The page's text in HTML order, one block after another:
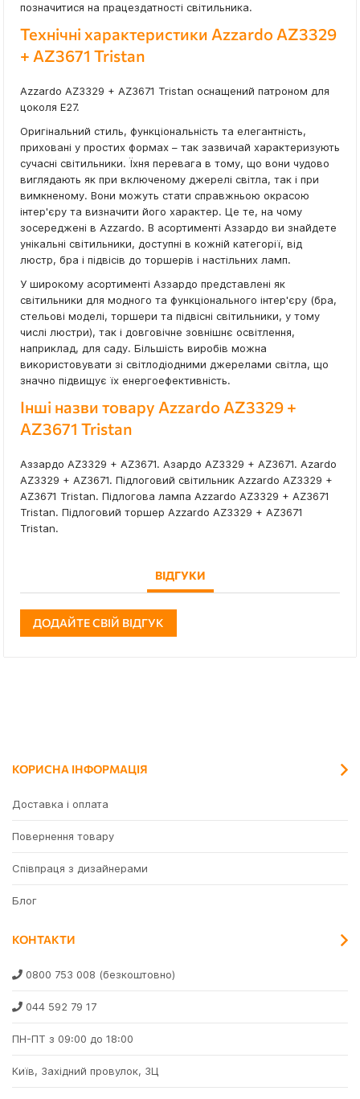
позначитися на працездатності світильника.
Технічні характеристики Azzardo AZ3329
+ AZ3671 Tristan
Azzardo AZ3329 + AZ3671 Tristan оснащений патроном для
цоколя E27.
Оригінальний стиль, функціональність та елегантність,
приховані у простих формах – так зазвичай характеризують
сучасні світильники. Їхня перевага в тому, що вони чудово
виглядають як при включеному джерелі світла, так і при
вимкненому. Вони можуть стати справжньою окрасою
інтер'єру та визначити його характер. Це те, на чому
зосереджені в Azzardo. В асортименті Аззардо ви знайдете
унікальні світильники, доступні в кожній категорії, від
люстр, бра і підвісів до торшерів і настільних ламп.
У широкому асортименті Аззардо представлені як
світильники для модного та функціонального інтер'єру (бра,
стельові моделі, торшери та підвісні світильники, у тому
числі люстри), так і довговічне зовнішнє освітлення,
наприклад, для саду. Більшість виробів можна
використовувати зі світлодіодними джерелами світла, що
значно підвищує їх енергоефективність.
Інші назви товару Azzardo AZ3329 +
AZ3671 Tristan
Аззардо AZ3329 + AZ3671. Азардо AZ3329 + AZ3671. Azardo
AZ3329 + AZ3671. Підлоговий світильник Azzardo AZ3329 +
AZ3671 Tristan. Підлогова лампа Azzardo AZ3329 + AZ3671
Tristan. Підлоговий торшер Azzardo AZ3329 + AZ3671
Tristan.
ВІДГУКИ
ДОДАЙТЕ СВІЙ ВІДГУК
КОРИСНА ІНФОРМАЦІЯ
Доставка і оплата
Повернення товару
Співпраця з дизайнерами
Блог
КОНТАКТИ
0800 753 008 (безкоштовно)
044 592 79 17
ПН-ПТ з 09:00 до 18:00
Київ, Західний провулок, 3Ц